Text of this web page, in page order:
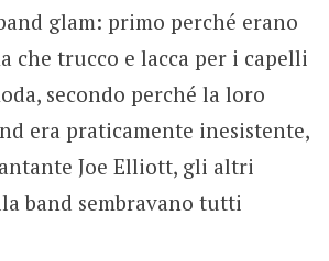
glam: primo perché erano
che trucco e lacca per i capelli
secondo perché la loro
era praticamente inesistente,
Joe Elliott, gli altri
band sembravano tutti